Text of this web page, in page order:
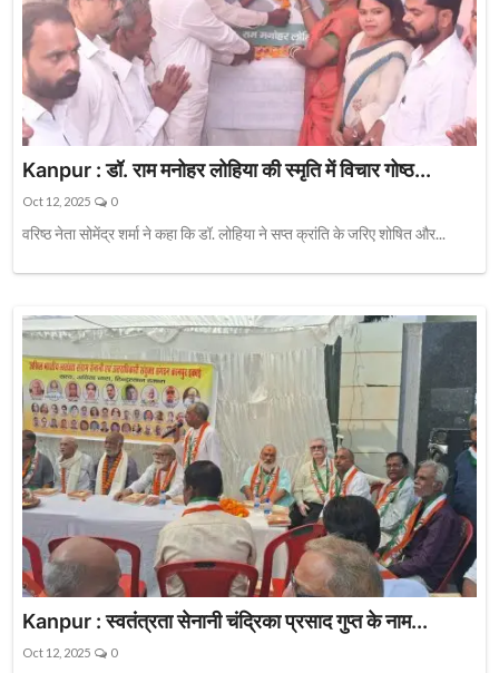
Kanpur : डॉ. राम मनोहर लोहिया की स्मृति में विचार गोष्ठ...
Oct 12, 2025 0
वरिष्ठ नेता सोमेंद्र शर्मा ने कहा कि डॉ. लोहिया ने सप्त क्रांति के जरिए शोषित और...
Kanpur : स्वतंत्रता सेनानी चंद्रिका प्रसाद गुप्त के नाम...
Oct 12, 2025 0